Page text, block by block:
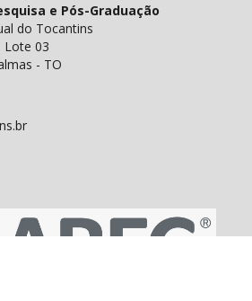
e Pós-Graduação
do Tocantins
Lote 03
- TO